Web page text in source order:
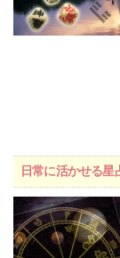
日常に活かせる星